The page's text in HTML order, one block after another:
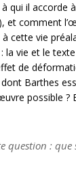
à qui il accorde
et comment
cette vie
la vie et le
de
Barthes
possible
question : que